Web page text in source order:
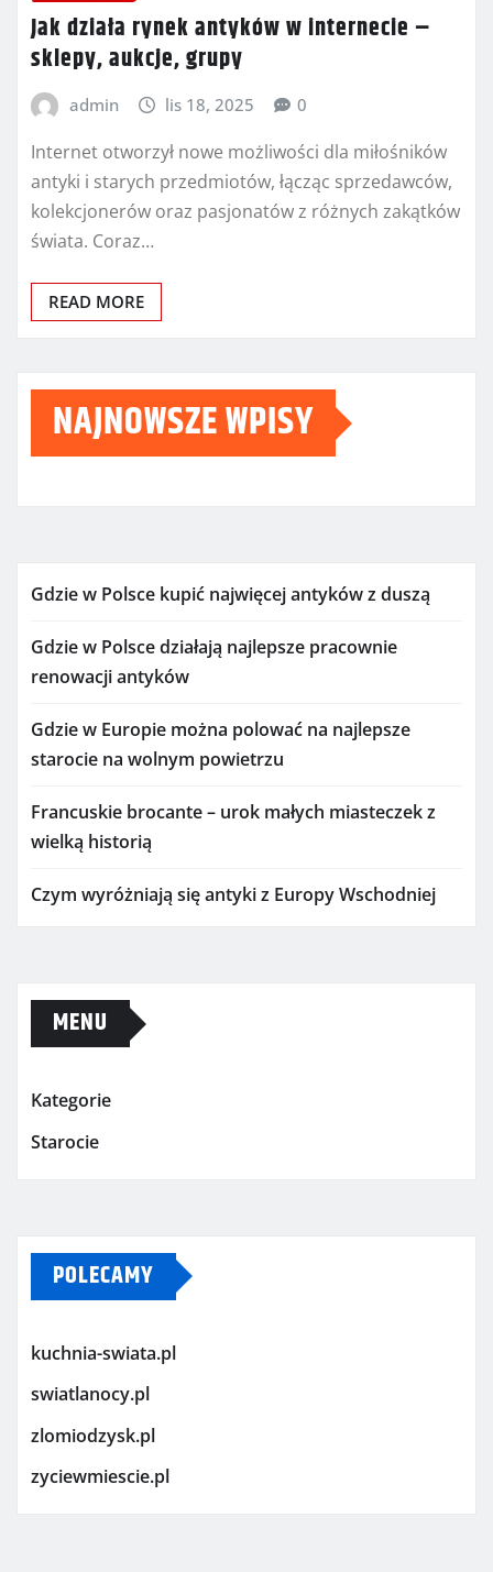
Jak działa rynek antyków w internecie –
sklepy, aukcje, grupy
admin lis 18, 2025 0
Internet otworzył nowe możliwości dla miłośników
antyki i starych przedmiotów, łącząc sprzedawców,
kolekcjonerów oraz pasjonatów z różnych zakątków
świata. Coraz…
READ MORE
NAJNOWSZE WPISY
Gdzie w Polsce kupić najwięcej antyków z duszą
Gdzie w Polsce działają najlepsze pracownie
renowacji antyków
Gdzie w Europie można polować na najlepsze
starocie na wolnym powietrzu
Francuskie brocante – urok małych miasteczek z
wielką historią
Czym wyróżniają się antyki z Europy Wschodniej
MENU
Kategorie
Starocie
POLECAMY
kuchnia-swiata.pl
swiatlanocy.pl
zlomiodzysk.pl
zyciewmiescie.pl